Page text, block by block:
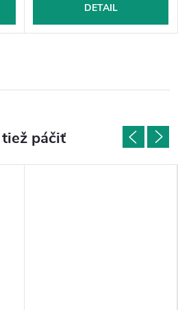
DETAIL